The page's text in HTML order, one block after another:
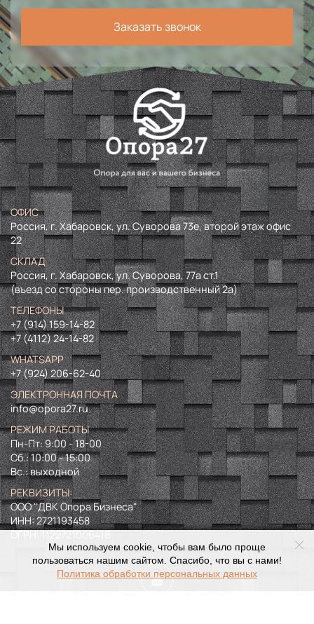
Заказать звонок
ОФИС
Россия, г. Хабаровск, ул. Суворова 73е, второй этаж офис
22
СКЛАД
Россия, г. Хабаровск, ул. Суворова, 77а ст.1
(въезд со стороны пер. производственный 2а)
ТЕЛЕФОНЫ
+7 (914) 159-14-82
+7 (4112) 24-14-82
WHATSAPP
+7 (924) 206-62-40
ЭЛЕКТРОННАЯ ПОЧТА
info@opora27.ru
РЕЖИМ РАБОТЫ
Пн-Пт: 9:00 - 18-00
Сб.: 10:00 - 15:00
Вс.: выходной
РЕКВИЗИТЫ:
ООО "ДВК Опора Бизнеса"
ИНН:2721193458
ОГРН:1122721006418
Мы используем cookie, чтобы вам было проще
пользоваться нашим сайтом. Спасибо, что вы с нами!
Политика обработки персональных данных